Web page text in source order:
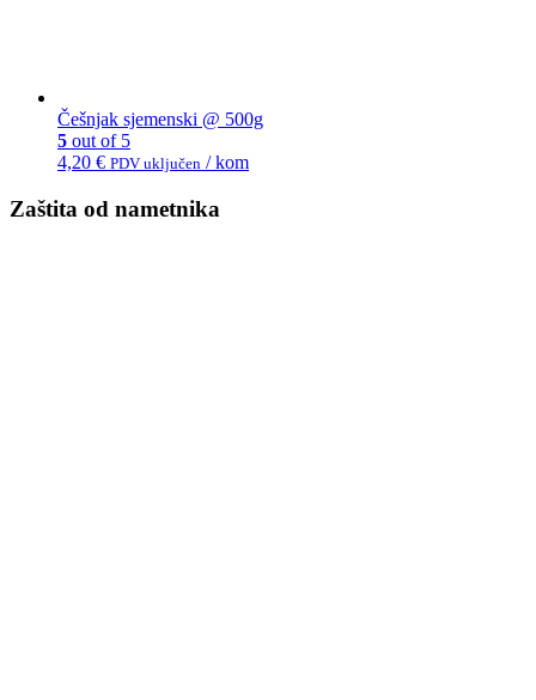
Češnjak sjemenski @ 500g
5 out of 5
4,20 € PDV uključen / kom
Zaštita od nametnika